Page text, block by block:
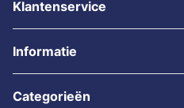
Klantenservice
Informatie
Categorieën